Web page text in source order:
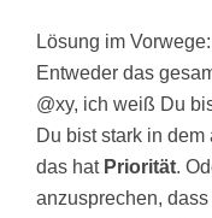
Lösung im Vorwege:
Entweder das
@xy, ich weiß Du
Du bist stark in
das hatPriorität.
anzusprechen,